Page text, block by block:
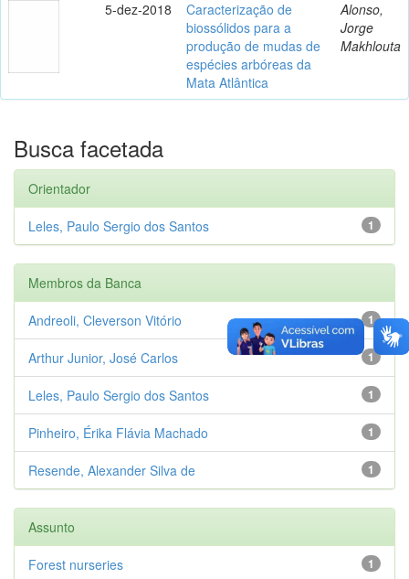
5-dez-2018
Caracterização de
biossólidos para a
produção de mudas de
espécies arbóreas da
Mata Atlântica
Alonso,
Jorge
Makhlouta
Busca facetada
Orientador
1
Leles, Paulo Sergio dos Santos
Membros da Banca
1
Andreoli, Cleverson Vitório
1
Arthur Junior, José Carlos
1
Leles, Paulo Sergio dos Santos
1
Pinheiro, Érika Flávia Machado
1
Resende, Alexander Silva de
Assunto
1
Forest nurseries